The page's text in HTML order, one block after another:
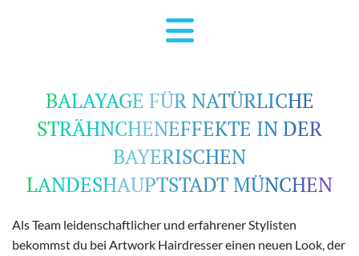
BALAYAGE FÜR NATÜRLICHE
STRÄHNCHENEFFEKTE IN DER
BAYERISCHEN
LANDESHAUPTSTADT MÜNCHEN
Als Team leidenschaftlicher und erfahrener Stylisten
bekommst du bei Artwork Hairdresser einen neuen Look, der